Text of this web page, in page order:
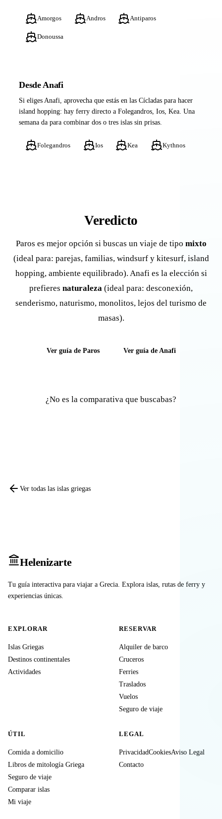
Amorgos Andros Antiparos
Donoussa
Desde Anafi
Si eliges Anafi, aprovecha que estás en las Cícladas para hacer
island hopping: hay ferry directo a Folegandros, Ios, Kea. Una
semana da para combinar dos o tres islas sin prisas.
Folegandros Ios Kea Kythnos
Veredicto
Paros es mejor opción si buscas un viaje de tipo mixto
(ideal para: parejas, familias, windsurf y kitesurf, island
hopping, ambiente equilibrado). Anafi es la elección si
prefieres naturaleza (ideal para: desconexión,
senderismo, naturismo, monolitos, lejos del turismo de
masas).
Ver guía de Paros Ver guía de Anafi
¿No es la comparativa que buscabas?
Ver todas las islas griegas
Helenizarte
Tu guía interactiva para viajar a Grecia. Explora islas, rutas de ferry y
experiencias únicas.
EXPLORAR
Islas Griegas
Destinos continentales
Actividades
RESERVAR
Alquiler de barco
Cruceros
Ferries
Traslados
Vuelos
Seguro de viaje
ÚTIL
Comida a domicilio
Libros de mitología Griega
Seguro de viaje
Comparar islas
Mi viaje
LEGAL
PrivacidadCookiesAviso Legal
Contacto